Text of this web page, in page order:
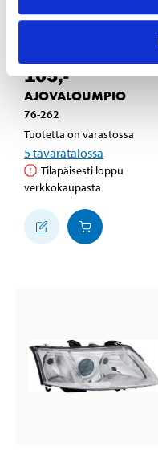
105,-
AJOVALOUMPIO
76-262
Tuotetta on varastossa
5tavaratalossa
Tilapäisesti loppu
verkkokaupasta